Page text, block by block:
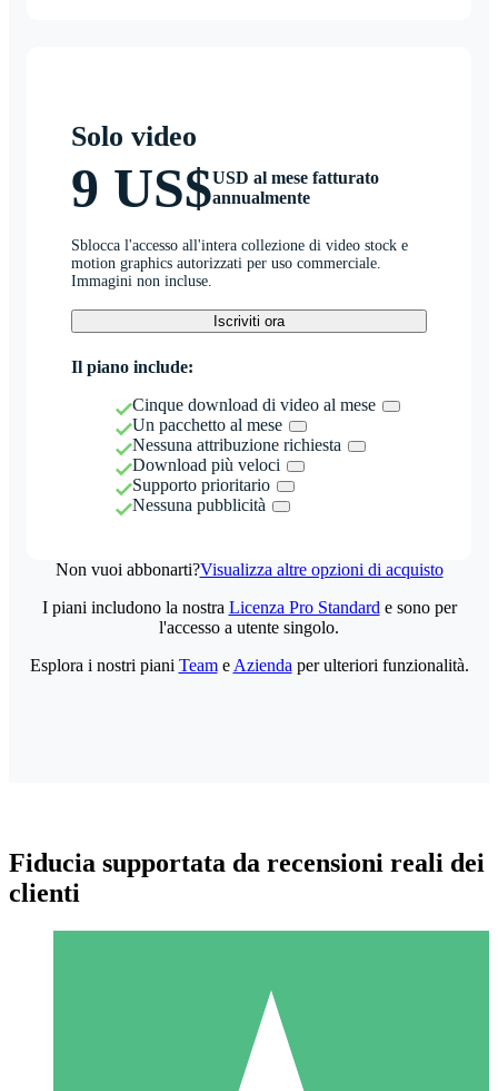
Solo video
9 US$USD al mese fatturato
annualmente
Sblocca l'accesso all'intera collezione di video stock e
motion graphics autorizzati per uso commerciale.
Immagini non incluse.
Iscriviti ora
Il piano include:
Cinque download di video al mese
Un pacchetto al mese
Nessuna attribuzione richiesta
Download più veloci
Supporto prioritario
Nessuna pubblicità
Non vuoi abbonarti?Visualizza altre opzioni di acquisto
Pacchetti di Crediti Individuali
I piani includono la nostra Licenza Pro Standard e sono per
l'accesso a utente singolo.
Esplora i nostri piani Teame Azienda per ulteriori funzionalità.
Fiducia supportata da recensioni reali dei
clienti